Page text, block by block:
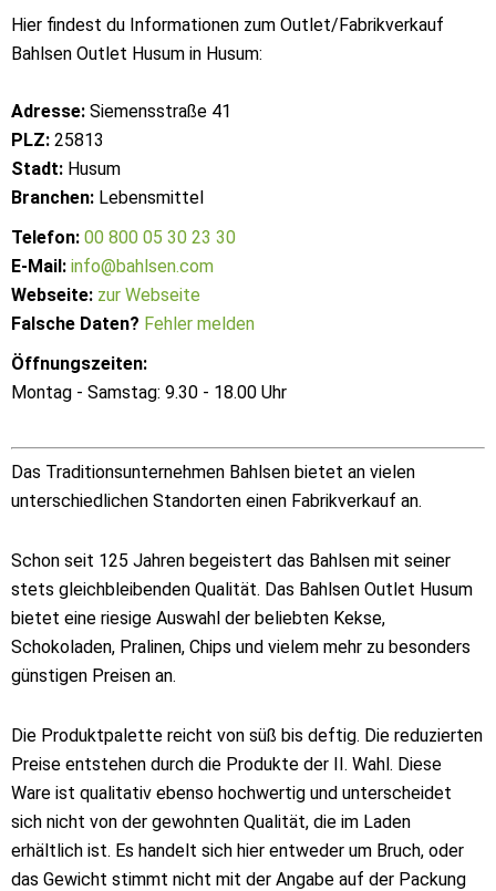
Hier findest du Informationen zum Outlet/Fabrikverkauf
Bahlsen Outlet Husum in Husum:
Adresse: Siemensstraße 41
PLZ: 25813
Stadt: Husum
Branchen: Lebensmittel
Telefon: 00 800 05 30 23 30
E-Mail: info@bahlsen.com
Webseite: zur Webseite
Falsche Daten? Fehler melden
Öffnungszeiten:
Montag - Samstag: 9.30 - 18.00 Uhr
Das Traditionsunternehmen Bahlsen bietet an vielen
unterschiedlichen Standorten einen Fabrikverkauf an.
Schon seit 125 Jahren begeistert das Bahlsen mit seiner
stets gleichbleibenden Qualität. Das Bahlsen Outlet Husum
bietet eine riesige Auswahl der beliebten Kekse,
Schokoladen, Pralinen, Chips und vielem mehr zu besonders
günstigen Preisen an.
Die Produktpalette reicht von süß bis deftig. Die reduzierten
Preise entstehen durch die Produkte der II. Wahl. Diese
Ware ist qualitativ ebenso hochwertig und unterscheidet
sich nicht von der gewohnten Qualität, die im Laden
erhältlich ist. Es handelt sich hier entweder um Bruch, oder
das Gewicht stimmt nicht mit der Angabe auf der Packung